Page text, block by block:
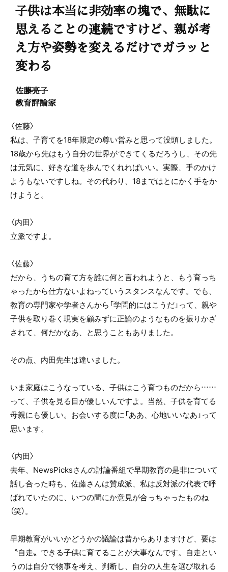
子供は本当に非効率の塊で、無駄に
思えることの連続ですけど、親が考
え方や姿勢を変えるだけでガラッと
変わる
佐藤亮子
教育評論家
〈佐藤〉
私は、子育てを18年限定の尊い営みと思って没頭しました。
18歳から先はもう自分の世界ができてくるだろうし、その先
は元気に、好きな道を歩んでくれればいい。実際、手のかけ
ようもないですしね。その代わり、18まではとにかく手をか
けようと。
〈内田〉
立派ですよ。
〈佐藤〉
だから、うちの育て方を誰に何と言われようと、もう育っち
ゃったから仕方ないよねっていうスタンスなんです。でも、
教育の専門家や学者さんから「学問的にはこうだ」って、親や
子供を取り巻く現実を顧みずに正論のようなものを振りかざ
されて、何だかなあ、と思うこともありました。
その点、内田先生は違いました。
いま家庭はこうなっている、子供はこう育つものだから……
って、子供を見る目が優しいんですよ。当然、子供を育てる
母親にも優しい。お会いする度に「ああ、心地いいなあ」って
思います。
〈内田〉
去年、NewsPicksさんの討論番組で早期教育の是非について
話し合った時も、佐藤さんは賛成派、私は反対派の代表で呼
ばれていたのに、いつの間にか意見が合っちゃったものね
（笑）。
早期教育がいいかどうかの議論は昔からありますけど、要は
〝自走〟できる子供に育てることが大事なんです。自走とい
うのは自分で物事を考え、判断し、自分の人生を選び取れる